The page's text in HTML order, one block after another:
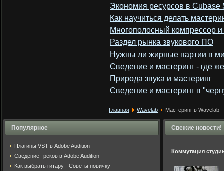
Экономия ресурсов в Cubase
Как научиться делать
Многополосный компрессор и
Раздел рынка звукового ПО
Нужны ли жирные партии в
Сведение и мастеринг - где
Природа звука и мастеринг
Сведение и мастеринг в
Главная Wavelab Мастеринг в Wavelab
Популярное
Плагины VST в Adobe Audition
Cведение треков в Adobe Audition
Как выбрать гитару - Советы новичку
Свежие новости!
Коммутация